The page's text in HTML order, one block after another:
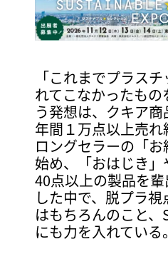
「これまでプラス
れてこなかったも
う発想は、クキア商
年間１万点以上売
ロングセラーの「
始め、「おはじき
40点以上の製品を
した中で、脱プラ
はもちろんのこと、
にも力を入れている。